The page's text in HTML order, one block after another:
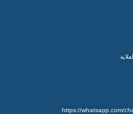
https://whatsapp.com/